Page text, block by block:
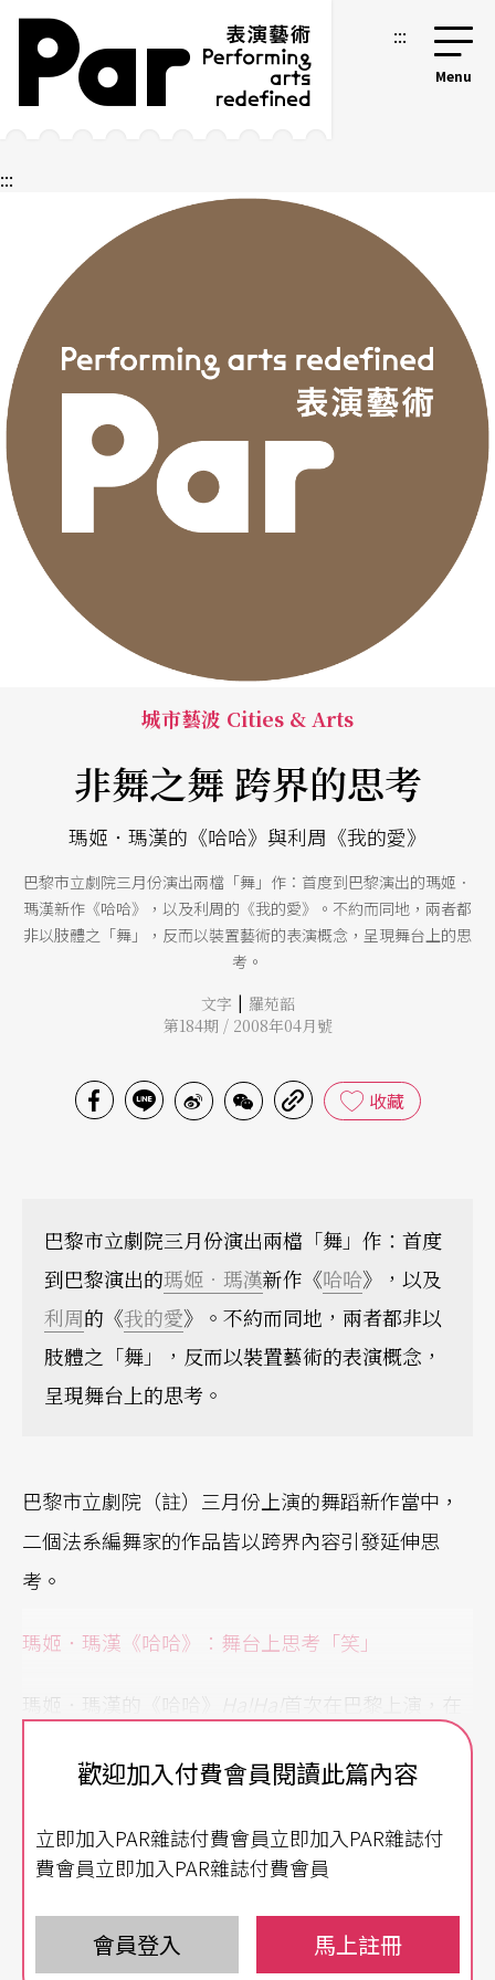
跳到主要內容區塊
網站導覽 :::
:::
城市藝波 Cities & Arts
非舞之舞 跨界的思考
瑪姬．瑪漢的《哈哈》與利周《我的愛》
巴黎市立劇院三月份演出兩檔「舞」作：首度到巴黎演出的瑪姬．
瑪漢新作《哈哈》，以及利周的《我的愛》。不約而同地，兩者都
非以肢體之「舞」，反而以裝置藝術的表演概念，呈現舞台上的思
考。
文字 | 羅苑韶
第184期 / 2008年04月號
收藏
巴黎市立劇院三月份演出兩檔「舞」作：首度
到巴黎演出的瑪姬．瑪漢新作《哈哈》，以及
利周的《我的愛》。不約而同地，兩者都非以
肢體之「舞」，反而以裝置藝術的表演概念，
呈現舞台上的思考。
巴黎市立劇院（註）三月份上演的舞蹈新作當中，
二個法系編舞家的作品皆以跨界內容引發延伸思
考。
瑪姬．瑪漢《哈哈》：舞台上思考「笑」
瑪姬．瑪漢的《哈哈》 Ha!Ha!
首次在巴黎上演，在
較小的亞貝斯廳演出（3/4-3/6），台上七人上演一
個小時沒有舞蹈動作的表演。編舞家為創作寫下的
思路文字，開頭第一句便是：「笑，這個字可令人
生氣」，她的哲學性思路為：「因為我們要求笑能
麼而逃離？」
歡迎加入付費會員閱讀此篇內容
立即加入PAR雜誌付費會員立即加入PAR雜誌付
費會員立即加入PAR雜誌付費會員
會員登入 馬上註冊